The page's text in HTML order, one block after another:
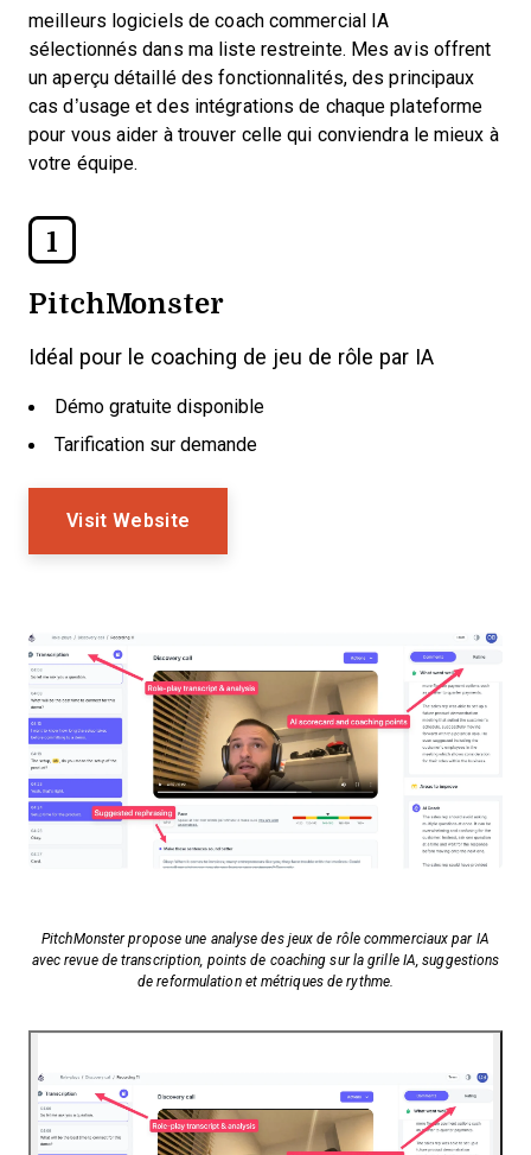
meilleurs logiciels de coach commercial IA
sélectionnés dans ma liste restreinte. Mes avis offrent
un aperçu détaillé des fonctionnalités, des principaux
cas d’usage et des intégrations de chaque plateforme
pour vous aider à trouver celle qui conviendra le mieux à
votre équipe.
1
PitchMonster
Idéal pour le coaching de jeu de rôle par IA
Démo gratuite disponible
Tarification sur demande
Visit Website
PitchMonster propose une analyse des jeux de rôle commerciaux par IA
avec revue de transcription, points de coaching sur la grille IA, suggestions
de reformulation et métriques de rythme.